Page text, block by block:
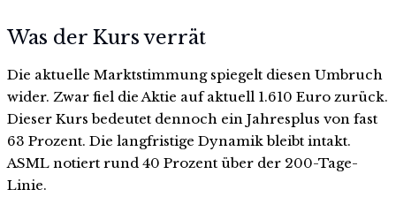
Was der Kurs verrät
Die aktuelle Marktstimmung spiegelt diesen Umbruch
wider. Zwar fiel die Aktie auf aktuell 1.610 Euro zurück.
Dieser Kurs bedeutet dennoch ein Jahresplus von fast
63 Prozent. Die langfristige Dynamik bleibt intakt.
ASML notiert rund 40 Prozent über der 200-Tage-
Linie.